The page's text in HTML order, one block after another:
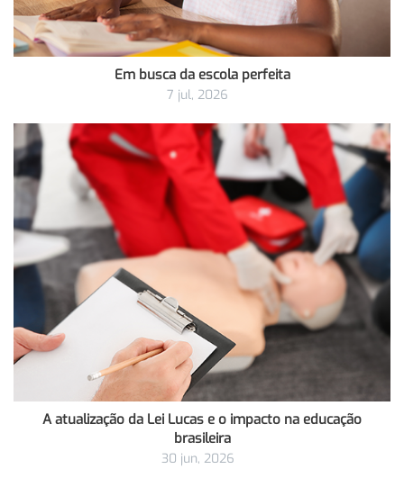
Em busca da escola perfeita
7 jul, 2026
A atualização da Lei Lucas e o impacto na educação
brasileira
30 jun, 2026